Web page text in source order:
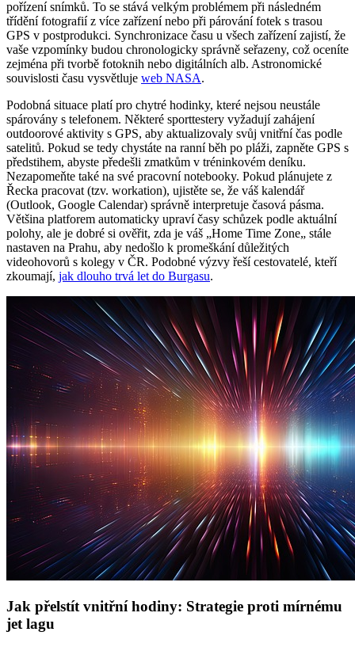
pořízení snímků. To se stává velkým problémem při následném
třídění fotografií z více zařízení nebo při párování fotek s trasou
GPS v postprodukci. Synchronizace času u všech zařízení zajistí, že
vaše vzpomínky budou chronologicky správně seřazeny, což oceníte
zejména při tvorbě fotoknih nebo digitálních alb. Astronomické
souvislosti času vysvětluje web NASA.
Podobná situace platí pro chytré hodinky, které nejsou neustále
spárovány s telefonem. Některé sporttestery vyžadují zahájení
outdoorové aktivity s GPS, aby aktualizovaly svůj vnitřní čas podle
satelitů. Pokud se tedy chystáte na ranní běh po pláži, zapněte GPS s
předstihem, abyste předešli zmatkům v tréninkovém deníku.
Nezapomeňte také na své pracovní notebooky. Pokud plánujete z
Řecka pracovat (tzv. workation), ujistěte se, že váš kalendář
(Outlook, Google Calendar) správně interpretuje časová pásma.
Většina platforem automaticky upraví časy schůzek podle aktuální
polohy, ale je dobré si ověřit, zda je váš „Home Time Zone„ stále
nastaven na Prahu, aby nedošlo k promeškání důležitých
videohovorů s kolegy v ČR. Podobné výzvy řeší cestovatelé, kteří
zkoumají, jak dlouho trvá let do Burgasu.
Jak přelstít vnitřní hodiny: Strategie proti mírnému
jet lagu